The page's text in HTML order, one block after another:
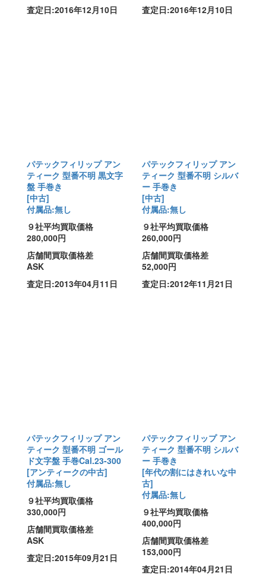
査定日:2016年12月10日
査定日:2016年12月10日
パテックフィリップ アン
ティーク 型番不明 黒文字
盤 手巻き
[中古]
付属品:無し
９社平均買取価格
280,000円
店舗間買取価格差
ASK
査定日:2013年04月11日
パテックフィリップ アン
ティーク 型番不明 シルバ
ー 手巻き
[中古]
付属品:無し
９社平均買取価格
260,000円
店舗間買取価格差
52,000円
査定日:2012年11月21日
パテックフィリップ アン
ティーク 型番不明 ゴール
ド文字盤 手巻Cal.23-300
[アンティークの中古]
付属品:無し
９社平均買取価格
330,000円
店舗間買取価格差
ASK
査定日:2015年09月21日
パテックフィリップ アン
ティーク 型番不明 シルバ
ー 手巻き
[年代の割にはきれいな中
古]
付属品:無し
９社平均買取価格
400,000円
店舗間買取価格差
153,000円
査定日:2014年04月21日